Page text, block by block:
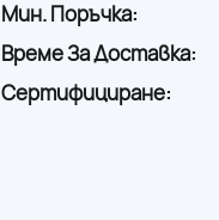
Мин. Поръчка:
Време За Доставка:
Сертифициране: